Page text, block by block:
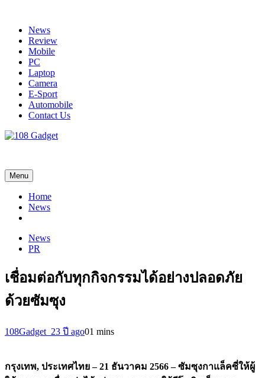
contentNews
Review
Mobile
PC
Laptop
Camera
E-Sport
Automobile
Contact Us
Menu
Home
News
News
PR
เชื่อมต่อกับทุกกิจกรรมได้อย่างปลอดภัย
ด้วยซัมซุง
108Gadget_23 ปี ago01 mins
กรุงเทพ, ประเทศไทย – 21 ธันวาคม 2566–ซัมซุงกาแล็คซี่ให้ผู้